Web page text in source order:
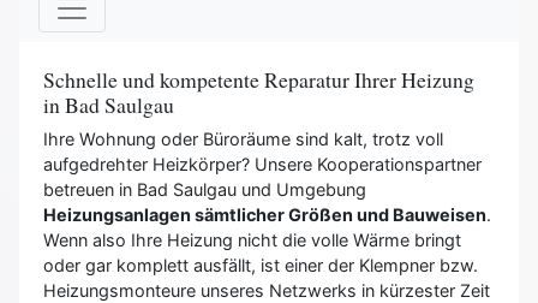
Schnelle und kompetente Reparatur Ihrer Heizung
in Bad Saulgau
Ihre Wohnung oder Büroräume sind kalt, trotz voll
aufgedrehter Heizkörper? Unsere Kooperationspartner
betreuen in Bad Saulgau und Umgebung
Heizungsanlagen sämtlicher Größen und Bauweisen.
Wenn also Ihre Heizung nicht die volle Wärme bringt
oder gar komplett ausfällt, ist einer der Klempner bzw.
Heizungsmonteure unseres Netzwerks in kürzester Zeit